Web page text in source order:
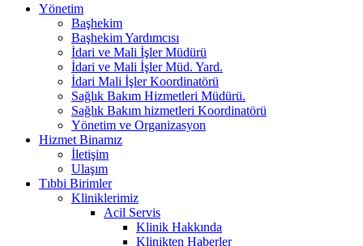
Yönetim
Başhekim
Başhekim Yardımcısı
İdari ve Mali İşler Müdürü
İdari ve Mali İşler Müd. Yard.
İdari Mali İşler Koordinatörü
Sağlık Bakım Hizmetleri Müdürü.
Sağlık Bakım hizmetleri Koordinatörü
Yönetim ve Organizasyon
Hizmet Binamız
İletişim
Ulaşım
Tıbbi Birimler
Kliniklerimiz
Acil Servis
Klinik Hakkında
Klinikten Haberler